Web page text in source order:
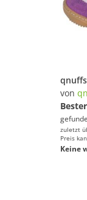
von
zuletzt
Preis
Keine